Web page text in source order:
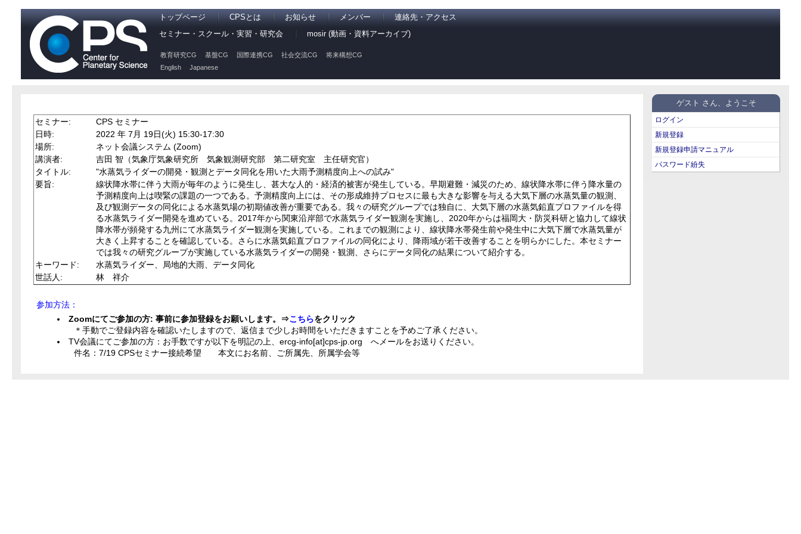
トップページ CPSとは お知らせ メンバー
連絡先・アクセス
セミナー・スクール・実習・研究会
mosir (動画・資料アーカイブ)
教育研究CG 基盤CG 国際連携CG 社会交流CG
将来構想CG
English
Japanese
ゲスト さん、ようこそ
ログイン
新規登録
新規登録申請マニュアル
パスワード紛失
セミナー:
CPS セミナー
日時:
2022 年 7月 19日(火) 15:30-17:30
場所:
ネット会議システム (Zoom)
講演者:
吉田 智（気象庁気象研究所 気象観測研究部 第二研究室 主任研究官）
タイトル:
"水蒸気ライダーの開発・観測とデータ同化を用いた大雨予測精度向上への試み"
要旨:
線状降水帯に伴う大雨が毎年のように発生し、甚大な人的・経済的被害が発生している。早期避難・減災のため、線状降水帯に伴う降水量の
予測精度向上は喫緊の課題の一つである。予測精度向上には、その形成維持プロセスに最も大きな影響を与える大気下層の水蒸気量の観測、
及び観測データの同化による水蒸気場の初期値改善が重要である。我々の研究グループでは独自に、大気下層の水蒸気鉛直プロファイルを得
る水蒸気ライダー開発を進めている。2017年から関東沿岸部で水蒸気ライダー観測を実施し、2020年からは福岡大・防災科研と協力して線状
降水帯が頻発する九州にて水蒸気ライダー観測を実施している。これまでの観測により、線状降水帯発生前や発生中に大気下層で水蒸気量が
大きく上昇することを確認している。さらに水蒸気鉛直プロファイルの同化により、降雨域が若干改善することを明らかにした。本セミナー
では我々の研究グループが実施している水蒸気ライダーの開発・観測、さらにデータ同化の結果について紹介する。
キーワード:
水蒸気ライダー、局地的大雨、データ同化
世話人:
林 祥介
参加方法：
Zoomにてご参加の方: 事前に参加登録をお願いします。⇒こちらをクリック
＊手動でご登録内容を確認いたしますので、返信まで少しお時間をいただきますことを予めご了承ください。
TV会議にてご参加の方：お手数ですが以下を明記の上、ercg-info[at]cps-jp.org へメールをお送りください。
件名：7/19 CPSセミナー接続希望 本文にお名前、ご所属先、所属学会等